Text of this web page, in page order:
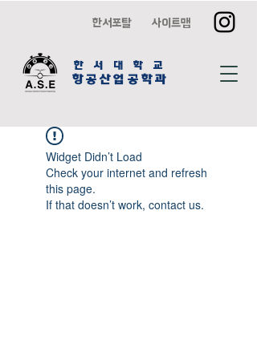
한서포탈 사이트맵
한 서 대 학 교
항공산업공학과
Widget Didn’t Load
Check your internet and refresh
this page.
If that doesn’t work, contact us.